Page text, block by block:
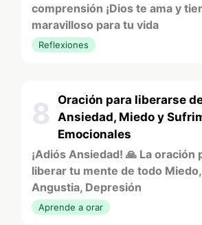
comprensión ¡Dios te ama y
maravilloso para tu vida
Reflexiones
8
Oración para liberarse
Ansiedad, Miedo y
Emocionales
¡Adiós Ansiedad! 🙏 La oración
liberar tu mente de todo Miedo,
Angustia, Depresión
Aprende a orar